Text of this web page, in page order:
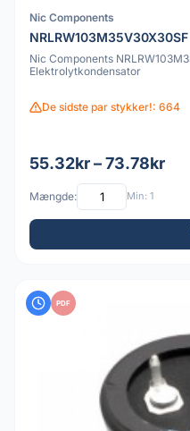
Nic Components
NRLRW103M35V30X30SF
Nic Components
Elektrolytkondensator
De sidste par stykker!: 664
55.32kr – 73.78kr
Mængde: Min: 1
PDF